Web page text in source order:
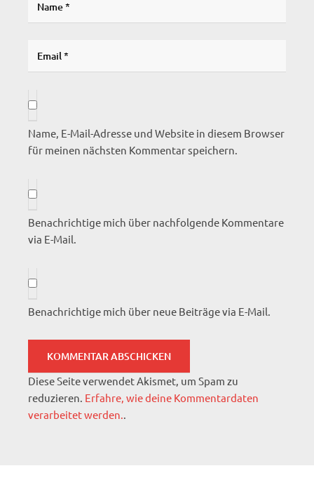
Name, E-Mail-Adresse und Website in diesem Browser
für meinen nächsten Kommentar speichern.
Benachrichtige mich über nachfolgende Kommentare
via E-Mail.
Benachrichtige mich über neue Beiträge via E-Mail.
Diese Seite verwendet Akismet, um Spam zu
reduzieren. Erfahre, wie deine Kommentardaten
verarbeitet werden..